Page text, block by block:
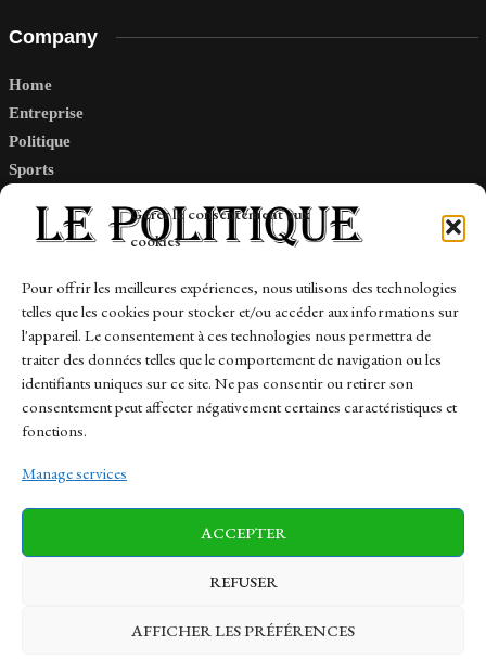
Gérer le consentement aux
cookies
Pour offrir les meilleures expériences, nous utilisons des technologies
telles que les cookies pour stocker et/ou accéder aux informations sur
l'appareil. Le consentement à ces technologies nous permettra de
traiter des données telles que le comportement de navigation ou les
identifiants uniques sur ce site. Ne pas consentir ou retirer son
consentement peut affecter négativement certaines caractéristiques et
fonctions.
Manage services
ACCEPTER
REFUSER
AFFICHER LES PRÉFÉRENCES
Company
Home
Entreprise
Politique
Sports
Links
Contact
Sitemap
News Finance-Marches Politics
Business Tech Health Sports Travel
© 1997-2026 - lepolitique.net. All Rights Reserved.